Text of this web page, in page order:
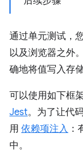
通过单元测试，
以及浏览器之外
确地将值写入存储
可以使用如下框
Jest。为了让代
用 依赖项注入
中。